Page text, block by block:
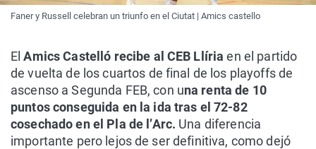
Faner y Russell celebran un triunfo en el Ciutat | Amics castello
ElAmics Castelló recibe al CEB Llíriaen el partido
de vuelta de los cuartos de final de los playoffs de
ascenso a Segunda FEB, con una renta de 10
puntos conseguida en la ida tras el 72-82
cosechado en el Pla de l’Arc. Una diferencia
importante pero lejos de ser definitiva, como dejó